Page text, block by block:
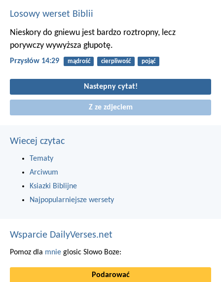
Losowy werset Biblii
Nieskory do gniewu jest bardzo roztropny, lecz
porywczy wywyższa głupotę.
Przysłów 14:29 mądrość cierpliwość pojąć
Nastepny cytat!
Z ze zdjeciem
Wiecej czytac
Tematy
Arciwum
Ksiazki Biblijne
Najpopularniejsze wersety
Wsparcie DailyVerses.net
Pomoz dla mnie glosic Slowo Boze:
Podarować